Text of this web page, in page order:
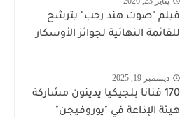
فيلم "صوت هند رجب" يترشح
للقائمة النهائية لجوائز الأوسكار
ديسمبر 19, 2025
170 فنانا بلجيكيا يدينون مشاركة
هيئة الإذاعة في "يوروفيجن"